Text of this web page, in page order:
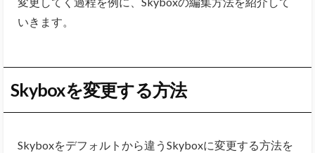
いきます。
Skyboxを変更する方法
Skyboxをデフォルトから違うSkyboxに変更する方法を